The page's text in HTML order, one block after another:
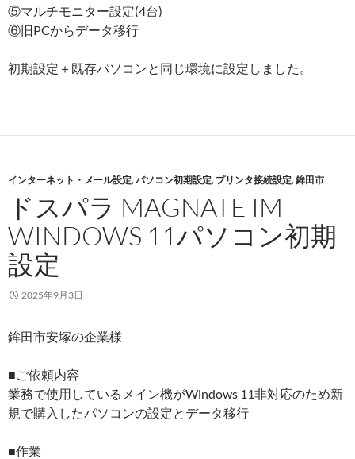
⑤マルチモニター設定(4台)
⑥旧PCからデータ移行
初期設定＋既存パソコンと同じ環境に設定しました。
インターネット・メール設定,パソコン初期設定, プリンタ接続設定,鉾田市
ドスパラ MAGNATE IM
WINDOWS 11パソコン初期
設定
2025年9月3日
鉾田市安塚の企業様
■ご依頼内容
業務で使用しているメイン機がWindows 11非対応のため新
規で購入したパソコンの設定とデータ移行
■作業